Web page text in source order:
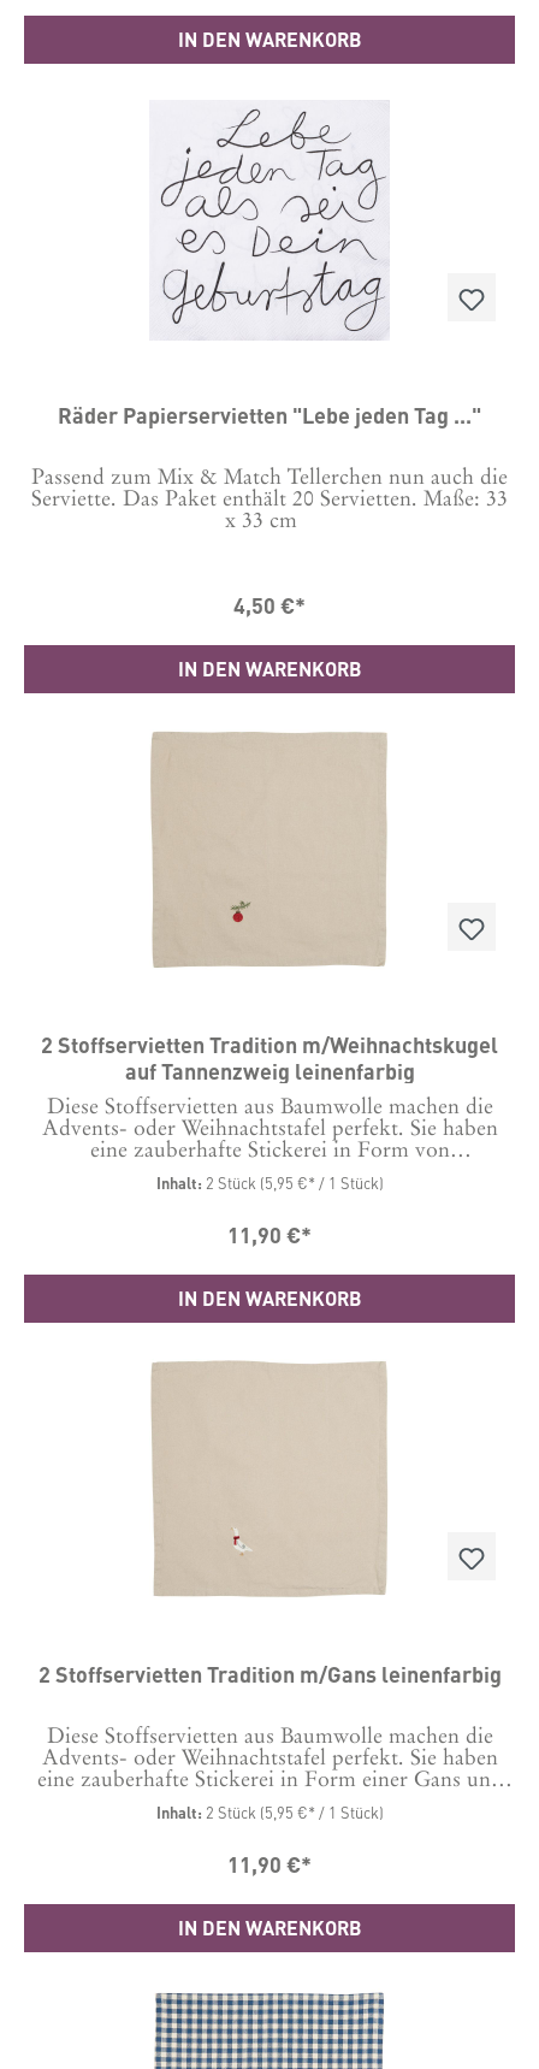
IN DEN WARENKORB
Räder Papierservietten "Lebe jeden Tag ..."
Passend zum Mix & Match Tellerchen nun auch die
Serviette. Das Paket enthält 20 Servietten. Maße: 33
x 33 cm
4,50 €*
IN DEN WARENKORB
2 Stoffservietten Tradition m/Weihnachtskugel
auf Tannenzweig leinenfarbig
Diese Stoffservietten aus Baumwolle machen die
Advents- oder Weihnachtstafel perfekt. Sie haben
eine zauberhafte Stickerei in Form von
Weihnachtskugeln auf Tannenzweigen und passen
damit genau zu den Tischläufern unter anderer
Baumwolle
Inhalt: 2 Stück (5,95 €* / 1 Stück)
11,90 €*
IN DEN WARENKORB
2 Stoffservietten Tradition m/Gans leinenfarbig
Diese Stoffservietten aus Baumwolle machen die
Advents- oder Weihnachtstafel perfekt. Sie haben
eine zauberhafte Stickerei in Form einer Gans und
ist damit ein unverzichtbares Accessoire für die
skandinavische Weihnacht. Maße: 40 x 40 cm
Inhalt: 2 Stück (5,95 €* / 1 Stück)
11,90 €*
IN DEN WARENKORB